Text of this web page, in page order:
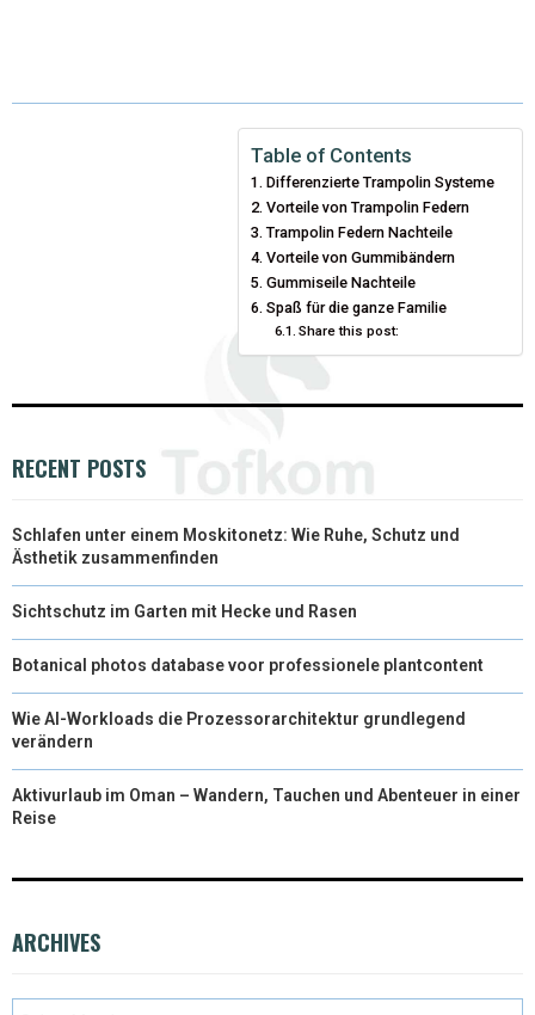
W E T
E
R
E
S
T
K
E
D
I
N
I
Table of Contents
Differenzierte Trampolin Systeme
Vorteile von Trampolin Federn
Trampolin Federn Nachteile
Vorteile von Gummibändern
Gummiseile Nachteile
Spaß für die ganze Familie
Share this post:
RECENT POSTS
Schlafen unter einem Moskitonetz: Wie Ruhe, Schutz und
Ästhetik zusammenfinden
Sichtschutz im Garten mit Hecke und Rasen
Botanical photos database voor professionele plantcontent
Wie AI-Workloads die Prozessorarchitektur grundlegend
verändern
Aktivurlaub im Oman – Wandern, Tauchen und Abenteuer in einer
Reise
ARCHIVES